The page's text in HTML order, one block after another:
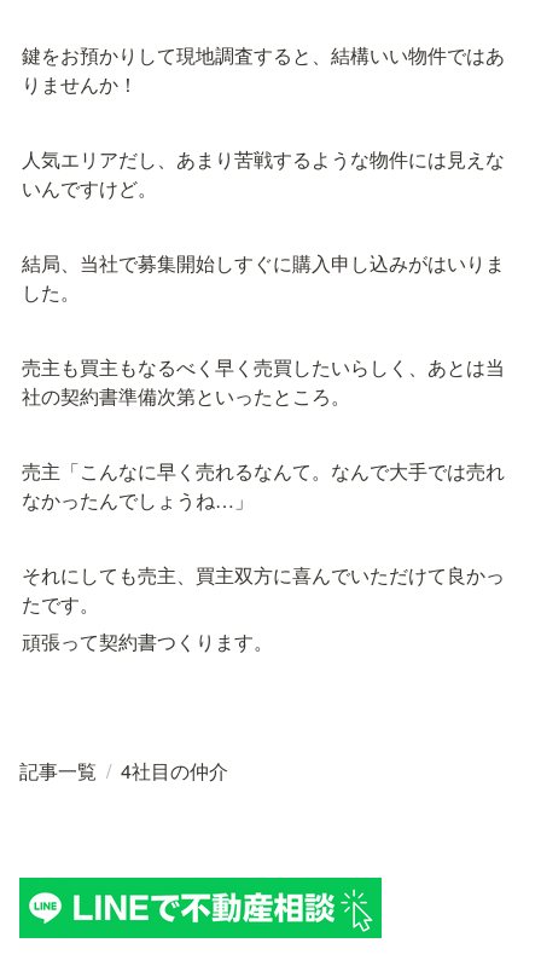
鍵をお預かりして現地調査すると、結構いい物件ではあ
りませんか！
人気エリアだし、あまり苦戦するような物件には見えな
いんですけど。
結局、当社で募集開始しすぐに購入申し込みがはいりま
した。
売主も買主もなるべく早く売買したいらしく、あとは当
社の契約書準備次第といったところ。
売主「こんなに早く売れるなんて。なんで大手では売れ
なかったんでしょうね…」
それにしても売主、買主双方に喜んでいただけて良かっ
たです。
頑張って契約書つくります。
記事一覧 / 4社目の仲介